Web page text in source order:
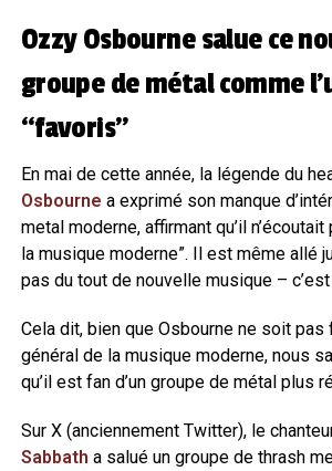
Ozzy Osbourne salue ce
groupe de métal comme
“favoris”
En mai de cette année, la légende du
Osbourne a exprimé son manque
metal moderne, affirmant qu’il
la musique moderne”. Il est même allé
pas du tout de nouvelle musique –
Cela dit, bien que Osbourne ne soit pas
général de la musique moderne, nous
qu’il est fan d’un groupe de métal plus
Sur X (anciennement Twitter), le
Sabbath a salué un groupe de thrash